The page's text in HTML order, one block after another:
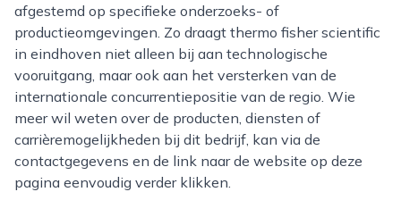
afgestemd op specifieke onderzoeks- of
productieomgevingen. Zo draagt thermo fisher scientific
in eindhoven niet alleen bij aan technologische
vooruitgang, maar ook aan het versterken van de
internationale concurrentiepositie van de regio. Wie
meer wil weten over de producten, diensten of
carrièremogelijkheden bij dit bedrijf, kan via de
contactgegevens en de link naar de website op deze
pagina eenvoudig verder klikken.